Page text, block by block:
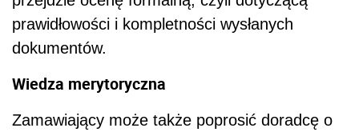
prawidłowości i kompletności wysłanych
dokumentów.
Wiedza merytoryczna
Zamawiający może także poprosić doradcę o